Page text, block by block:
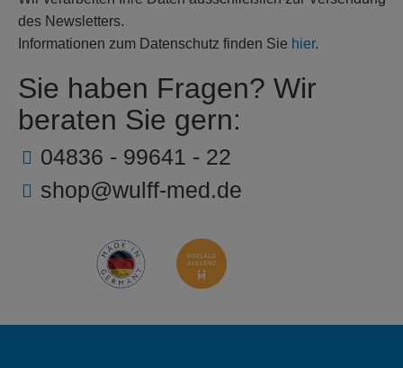
des Newsletters.
Informationen zum Datenschutz finden Sie hier.
Sie haben Fragen? Wir
beraten Sie gern:
04836 - 99641 - 22
shop@wulff-med.de